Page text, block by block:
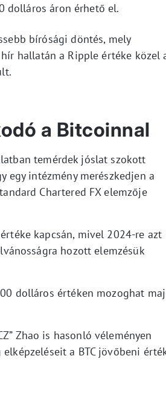
dolláros áron érhető el.
bírósági döntés, mely
hír hallatán a Ripple értéke közel
a Bitcoinnal
temérdek jóslat szokott
egy intézmény merészkedjen a
Chartered FX elemzője
kapcsán, mivel 2024-re azt
hozott elemzésük
dolláros értéken mozoghat
Zhao is hasonló véleményen
a BTC jövőbeni